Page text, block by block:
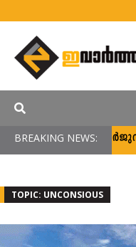
BREAKING NEWS:അർജുൻ
TOPIC: UNCONSIOUS